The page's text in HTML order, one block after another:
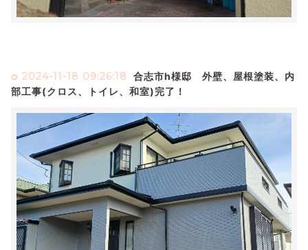
2024-11-18 09:26:18 合志市h様邸 外壁、屋根塗装、内
部工事(クロス、トイレ、和室)完了！